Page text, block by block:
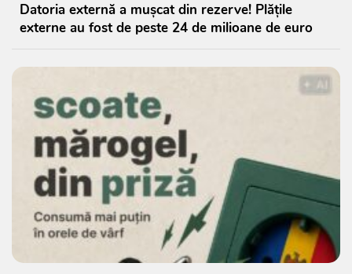
Datoria externă a mușcat din rezerve! Plățile
externe au fost de peste 24 de milioane de euro